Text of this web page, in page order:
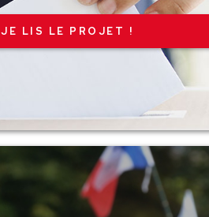
JE LIS LE PROJET !